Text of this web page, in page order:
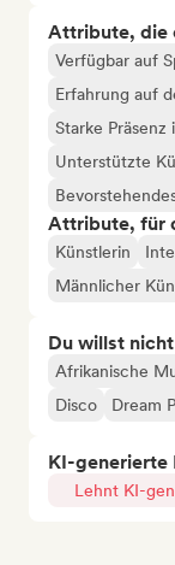
Attribute, die
Verfügbar auf
Erfahrung auf
Starke Präsenz
Unterstützte
Attribute, für
Künstlerin
Männlicher
Du willst
Afrikanische
Disco
Dream
KI-generierte
Lehnt KI-